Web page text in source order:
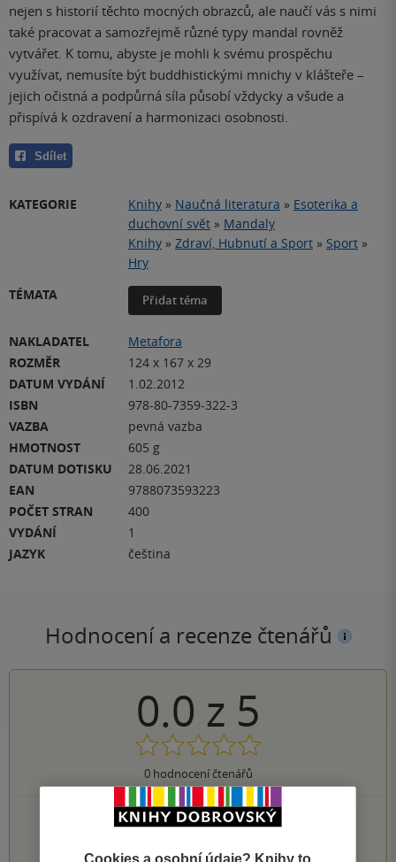
nejen s historií těchto mocných obrazců, ale naučí vás s nimi
také pracovat a samozřejmě různé typy mandal rovněž
vytvářet. K tomu, abyste je mohli k svému prospěchu
využívat, nemusíte být buddhistickými mnichy v klášteře –
jejich očistná a podpůrná síla působí vždycky a všude a
přispívá k ozdravení a harmonizaci osobnosti.
Sdílet
KATEGORIE Knihy » Naučná literatura » Esoterika a
duchovní svět » Mandaly
Knihy » Zdraví, Hubnutí a Sport » Sport »
Hry
TÉMATA
Přidat téma
NAKLADATEL
Metafora
ROZMĚR
124 x 167 x 29
DATUM VYDÁNÍ
1.02.2012
ISBN
978-80-7359-322-3
VAZBA
pevná vazba
HMOTNOST
605 g
DATUM DOTISKU
28.06.2021
EAN
9788073593223
POČET STRAN
400
VYDÁNÍ
1
JAZYK
čeština
Hodnocení a recenze čtenářů
0.0 z 5
0hodnocení čtenářů
0×
5 hvězdiček
0×
3 hvězdičky
Cookies a osobní údaje? Knihy to